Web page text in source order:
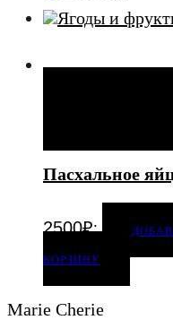
Ягоды и
Пасхальное
2500₽.
КОРЗИНУ
Marie Cherie